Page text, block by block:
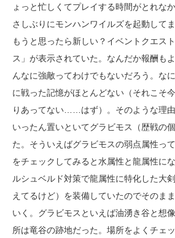
ょっと忙しくてプレイする時間がとれな
さしぶりにモンハンワイルズを起動して
もうと思ったら新しい？イベントクエス
ス」が表示されていた。なんだか報酬も
んなに強敵ってわけでもないだろう。な
に戦った記憶がほとんどない（それこそ
りあってない……はず）。そのような理
いったん置いといてグラビモス（歴戦の
た。そういえばグラビモスの弱点属性っ
をチェックしてみると水属性と龍属性に
ルシュベルド対策で龍属性に特化した大
えてるけど）を装備していたのでそのま
いく。グラビモスといえば油湧き谷と想
所は竜谷の跡地だった。場所をよくチェ